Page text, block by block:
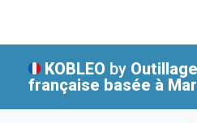
exporte l'essentiel de sa
KOBLEO by
française basée à